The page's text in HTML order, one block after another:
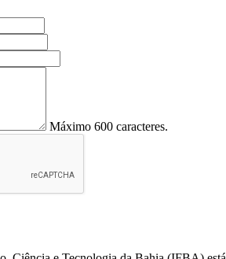
Máximo 600 caracteres.